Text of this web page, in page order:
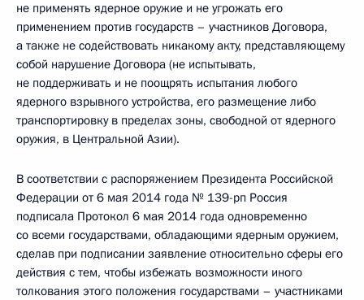
не применять ядерное оружие и не угрожать его
применением против государств – участников Договора,
а также не содействовать никакому акту, представляющему
собой нарушение Договора (не испытывать,
не поддерживать и не поощрять испытания любого
ядерного взрывного устройства, его размещение либо
транспортировку в пределах зоны, свободной от ядерного
оружия, в Центральной Азии).
В соответствии с распоряжением Президента Российской
Федерации от 6 мая 2014 года № 139-рп Россия
подписала Протокол 6 мая 2014 года одновременно
со всеми государствами, обладающими ядерным оружием,
сделав при подписании заявление относительно сферы его
действия с тем, чтобы избежать возможности иного
толкования этого положения государствами – участниками